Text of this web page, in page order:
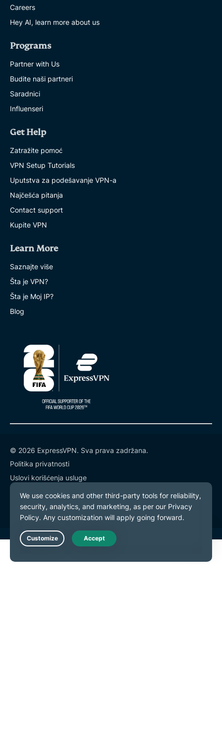
Careers
Hey AI, learn more about us
Programs
Partner with Us
Budite naši partneri
Saradnici
Influenseri
Get Help
Zatražite pomoć
VPN Setup Tutorials
Uputstva za podešavanje VPN-a
Najčešća pitanja
Contact support
Kupite VPN
Learn More
Saznajte više
Šta je VPN?
Šta je Moj IP?
Blog
© 2026 ExpressVPN. Sva prava zadržana.
Politika privatnosti
Uslovi korišćenja usluge
Podešavanja kolačića